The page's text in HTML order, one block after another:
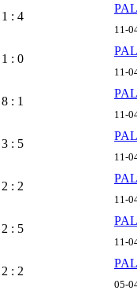
1 : 4
11-
1 : 0
11-
8 : 1
11-
3 : 5
11-
2 : 2
11-
2 : 5
11-
2 : 2
05-